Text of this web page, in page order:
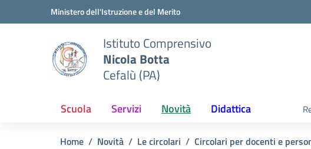
Vai ai contenuti
Vai al menu di navigazioneMinistero dell'Istruzione e del Merito
Istituto Comprensivo
Nicola Botta
Cefalù (PA)
Scuola Servizi Novità Didattica
Home Novità Le circolari Circolari per docenti e